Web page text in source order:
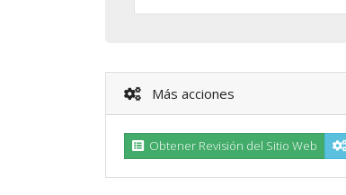
Más acciones
Obtener Revisión del Sitio Web